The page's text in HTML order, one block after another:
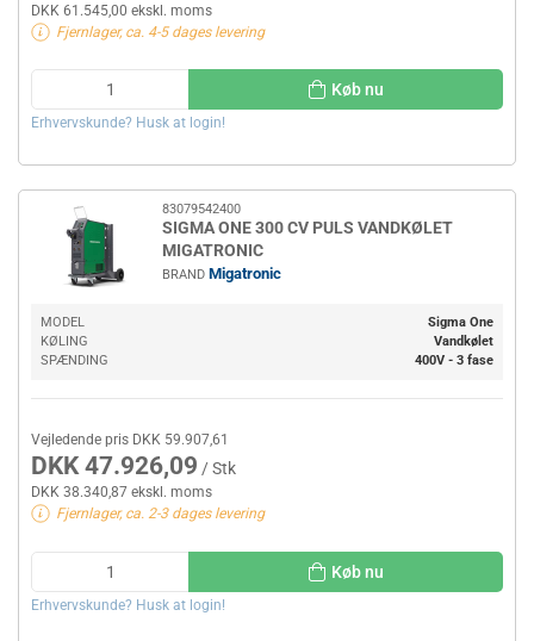
DKK 61.545,00 ekskl. moms
Fjernlager, ca. 4-5 dages levering
Køb nu
Erhvervskunde? Husk at login!
83079542400
SIGMA ONE 300 CV PULS VANDKØLET
MIGATRONIC
BRAND Migatronic
MODEL
Sigma One
KØLING
Vandkølet
SPÆNDING
400V - 3 fase
Vejledende pris DKK 59.907,61
DKK 47.926,09 / Stk
DKK 38.340,87 ekskl. moms
Fjernlager, ca. 2-3 dages levering
Køb nu
Erhvervskunde? Husk at login!